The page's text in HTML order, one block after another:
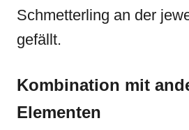
Schmetterling an der
gefällt.
Kombination mit
Elementen